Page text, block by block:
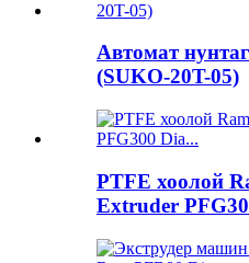
Автомат
(SUKO-20T-05)
PTFE хоолой
Extruder